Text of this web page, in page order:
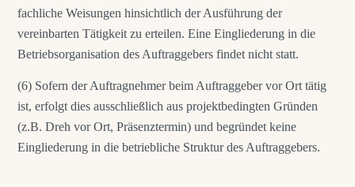
fachliche Weisungen hinsichtlich der Ausführung der
vereinbarten Tätigkeit zu erteilen. Eine Eingliederung in die
Betriebsorganisation des Auftraggebers findet nicht statt.
(6) Sofern der Auftragnehmer beim Auftraggeber vor Ort tätig
ist, erfolgt dies ausschließlich aus projektbedingten Gründen
(z.B. Dreh vor Ort, Präsenztermin) und begründet keine
Eingliederung in die betriebliche Struktur des Auftraggebers.